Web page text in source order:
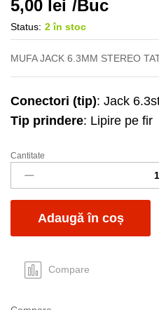
5,00 lei /Buc
Status: 2 în stoc
MUFA JACK 6.3MM STEREO
Conectori (tip): Jack
Tip prindere: Lipire pe fir
Mufa
6.3st
tata
aurita
quantity
Cantitate
Adaugă în coș
Compare